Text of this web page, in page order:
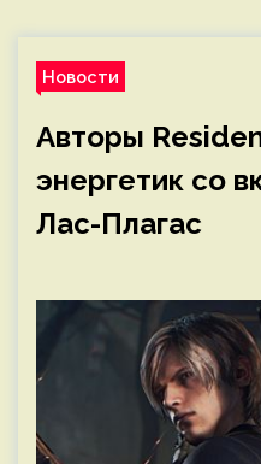
Новости
Авторы
энергетик со
Лас-Плагас